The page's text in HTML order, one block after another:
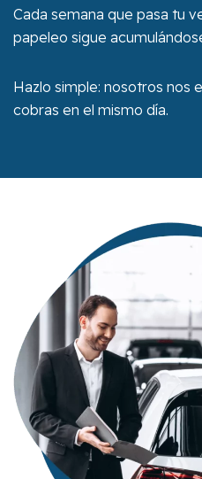
Cada semana que pasa tu
papeleo sigue
Hazlo simple: nosotros nos
cobras en el mismo día.